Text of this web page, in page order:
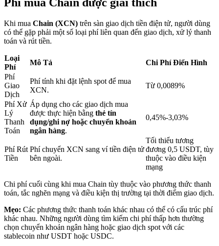
Khóa BTR
Khoản vay
Dịch vụ vay được hỗ trợ bằng tiền điện tử
Phí mua Chain được giải thích
Khi mua Chain (XCN) trên sàn giao dịch tiền điện tử, người dùng
có thể gặp phải một số loại phí liên quan đến giao dịch, xử lý thanh
toán và rút tiền.
Loại
Phí
Mô Tả
Chi Phí Điển Hình
Phí
Giao
Dịch
Phí tính khi đặt lệnh spot để mua
XCN.
Từ 0,0089%
Phí Xử
Lý
Thanh
Toán
Áp dụng cho các giao dịch mua
được thực hiện bằng thẻ tín
dụng/ghi nợ hoặc chuyển khoản
ngân hàng.
0,45%-3,03%
Phí Rút
Tiền
Phí chuyển XCN sang ví tiền điện tử
bên ngoài.
Tối thiểu tương
đương 0,5 USDT, tùy
thuộc vào điều kiện
mạng
Chi phí cuối cùng khi mua Chain tùy thuộc vào phương thức thanh
toán, tắc nghẽn mạng và điều kiện thị trường tại thời điểm giao dịch.
Mẹo: Các phương thức thanh toán khác nhau có thể có cấu trúc phí
khác nhau. Những người dùng tìm kiếm chi phí thấp hơn thường
chọn chuyển khoản ngân hàng hoặc giao dịch spot với các
stablecoin như USDT hoặc USDC.